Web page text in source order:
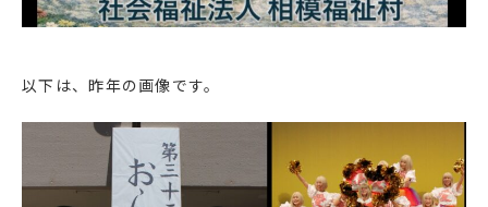
以下は、昨年の画像です。